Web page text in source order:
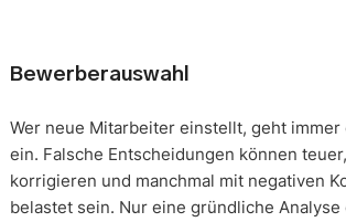
Bewerberauswahl
Wer neue Mitarbeiter einstellt, geht
ein. Falsche Entscheidungen können
korrigieren und manchmal mit negativen
belastet sein. Nur eine gründliche Analyse